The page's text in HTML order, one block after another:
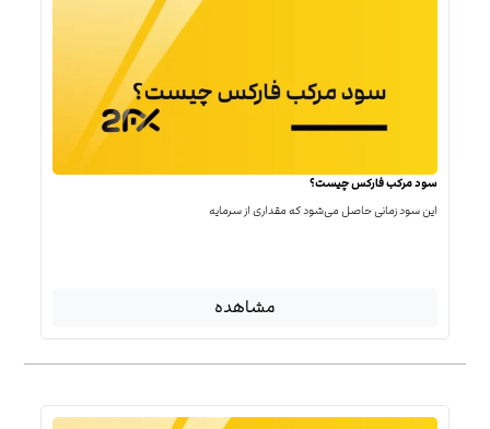
سود مرکب فارکس چیست؟
این سود زمانی حاصل می‌شود که مقداری از سرمایه
مشاهده